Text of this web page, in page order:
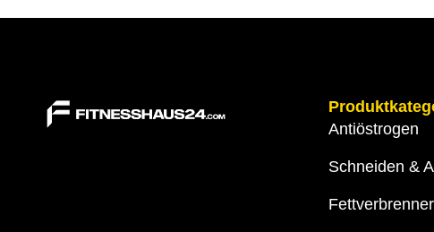
Antiöstrogen
Schneiden &
Fettverbrenner